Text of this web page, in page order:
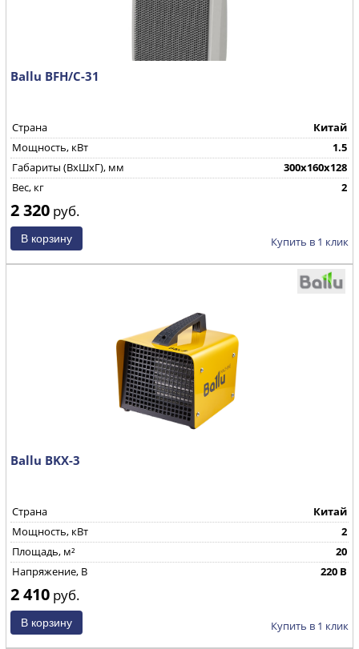
Ballu BFH/С-31
Страна
Китай
Мощность, кВт
1.5
Габариты (ВхШхГ), мм
300х160х128
Вес, кг
2
2 320 руб.
Купить в 1 клик
Ballu BKX-3
Страна
Китай
Мощность, кВт
2
Площадь, м²
20
Напряжение, В
220 В
2 410 руб.
Купить в 1 клик